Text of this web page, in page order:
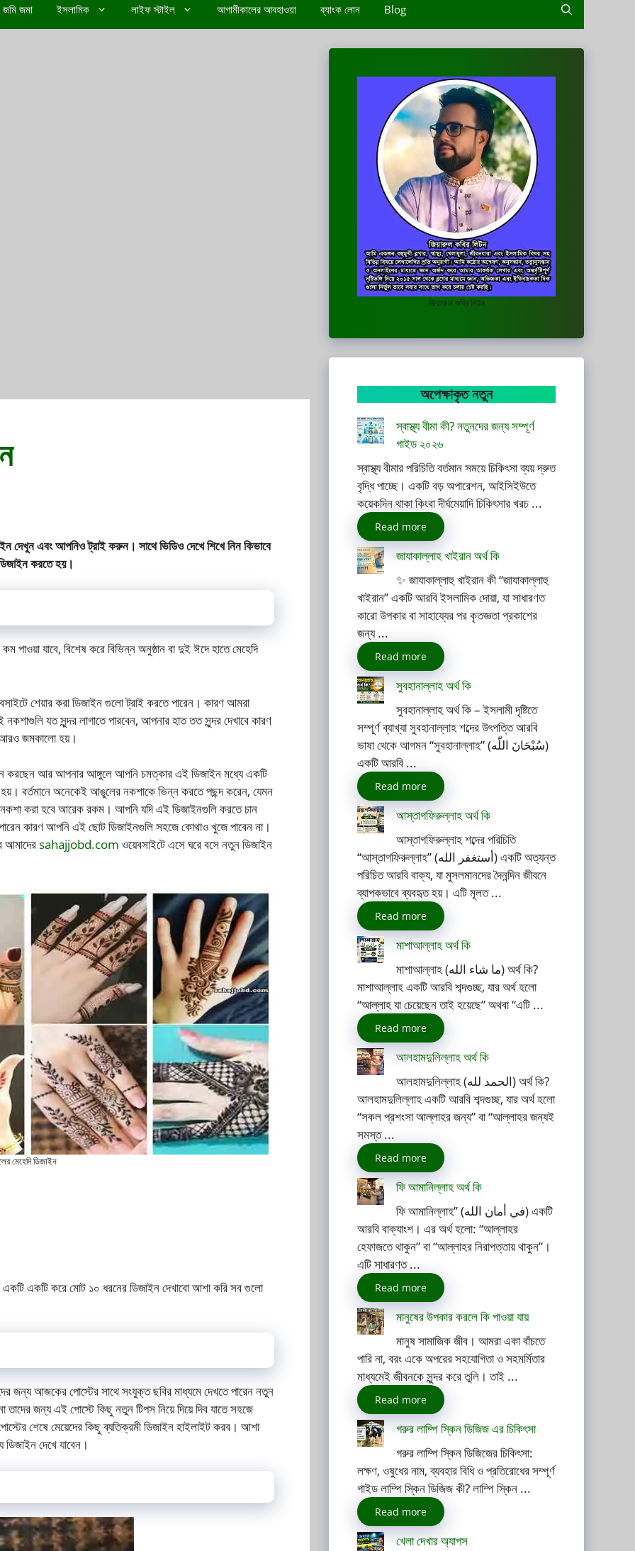
জমি জমা ইসলামিক লাইফ স্টাইল আগামীকালের আবহাওয়া ব্যাংক লোন Blog
দেখুন এবং আপনিও ট্রাই করুন। সাথে ভিডিও দেখে শিখে নিন কিভাবে
করতে হয়।
পাওয়া যাবে, বিশেষ করে বিভিন্ন অনুষ্ঠান বা দুই ঈদে হাতে মেহেদি
শেয়ার করা ডিজাইন গুলো ট্রাই করতে পারেন। কারণ আমরা
যত সুন্দর লাগাতে পারবেন, আপনার হাত তত সুন্দর দেখাবে কারণ
জমকালো হয়।
করছেন আর আপনার আঙ্গুলে আপনি চমত্কার এই ডিজাইন মধ্যে একটি
বর্তমানে অনেকেই আঙুলের নকশাকে ভিন্ন করতে পছন্দ করেন, যেমন
করা হবে আরেক রকম। আপনি যদি এই ডিজাইনগুলি করতে চান
কারণ আপনি এই ছোট ডিজাইনগুলি সহজে কোথাও খুজে পাবেন না।
আমাদের sahajjobd.com ওয়েবসাইটে এসে ঘরে বসে নতুন ডিজাইন
মেহেদি ডিজাইন
একটি করে মোট ১০ ধরনের ডিজাইন দেখাবো আশা করি সব গুলো
জন্য আজকের পোস্টের সাথে সংযুক্ত ছবির মাধ্যমে দেখতে পারেন নতুন
তাদের জন্য এই পোস্টে কিছু নতুন টিপস নিয়ে দিয়ে দিব যাতে সহজে
শেষে মেয়েদের কিছু ব্যতিক্রমী ডিজাইন হাইলাইট করব। আশা
দেখে যাবেন।
জিয়ারুল কবির লিটন
অপেক্ষাকৃত নতুন
স্বাস্থ্য বীমা কী? নতুনদের জন্য সম্পূর্ণ
গাইড ২০২৬
স্বাস্থ্য বীমার পরিচিতি বর্তমান সময়ে চিকিৎসা ব্যয় দ্রুত
বৃদ্ধি পাচ্ছে। একটি বড় অপারেশন, আইসিইউতে
কয়েকদিন থাকা কিংবা দীর্ঘমেয়াদি চিকিৎসার খরচ ...
Read more
জাযাকাল্লাহ খাইরান অর্থ কি
✨ জাযাকাল্লাহু খাইরান কী “জাযাকাল্লাহু
খাইরান” একটি আরবি ইসলামিক দোয়া, যা সাধারণত
কারো উপকার বা সাহায্যের পর কৃতজ্ঞতা প্রকাশের
জন্য ...
Read more
সুবহানাল্লাহ অর্থ কি
সুবহানাল্লাহ অর্থ কি – ইসলামী দৃষ্টিতে
সম্পূর্ণ ব্যাখ্যা সুবহানাল্লাহ শব্দের উৎপত্তি আরবি
ভাষা থেকে আগমন “সুবহানাল্লাহ” (سُبْحَانَ اللّٰه)
একটি আরবি ...
Read more
আস্তাগফিরুল্লাহ অর্থ কি
আস্তাগফিরুল্লাহ শব্দের পরিচিতি
“আস্তাগফিরুল্লাহ” (أستغفر الله) একটি অত্যন্ত
পরিচিত আরবি বাক্য, যা মুসলমানদের দৈনন্দিন জীবনে
ব্যাপকভাবে ব্যবহৃত হয়। এটি মূলত ...
Read more
মাশাআল্লাহ অর্থ কি
মাশাআল্লাহ (ما شاء الله) অর্থ কি?
মাশাআল্লাহ একটি আরবি শব্দগুচ্ছ, যার অর্থ হলো
“আল্লাহ যা চেয়েছেন তাই হয়েছে” অথবা “এটি ...
Read more
আলহামদুলিল্লাহ অর্থ কি
আলহামদুলিল্লাহ (الحمد لله) অর্থ কি?
আলহামদুলিল্লাহ একটি আরবি শব্দগুচ্ছ, যার অর্থ হলো
“সকল প্রশংসা আল্লাহর জন্য” বা “আল্লাহর জন্যই
সমস্ত ...
Read more
ফি আমানিল্লাহ অর্থ কি
ফি আমানিল্লাহ” (في أمان الله) একটি
আরবি বাক্যাংশ। এর অর্থ হলো: “আল্লাহর
হেফাজতে থাকুন” বা “আল্লাহর নিরাপত্তায় থাকুন”।
এটি সাধারণত ...
Read more
মানুষের উপকার করলে কি পাওয়া যায়
মানুষ সামাজিক জীব। আমরা একা বাঁচতে
পারি না, বরং একে অপরের সহযোগিতা ও সহমর্মিতার
মাধ্যমেই জীবনকে সুন্দর করে তুলি। তাই ...
Read more
গরুর লাম্পি স্কিন ডিজিজ এর চিকিৎসা
গরুর লাম্পি স্কিন ডিজিজের চিকিৎসা:
লক্ষণ, ওষুধের নাম, ব্যবহার বিধি ও প্রতিরোধের সম্পূর্ণ
গাইড লাম্পি স্কিন ডিজিজ কী? লাম্পি স্কিন ...
Read more
খেলা দেখার অ্যাপস